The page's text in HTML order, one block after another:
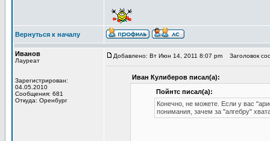
Вернуться к началу
Иванов
Лауреат
Зарегистрирован:
04.05.2010
Сообщения: 681
Откуда: Оренбург
Добавлено: Вт Июн 14, 2011 8:07 pm Заголовок
Иван Кулиберов писал(а):
Пойнтс писал(а):
Конечно, не можете. Если у вас
понимания, зачем за "алгебру"